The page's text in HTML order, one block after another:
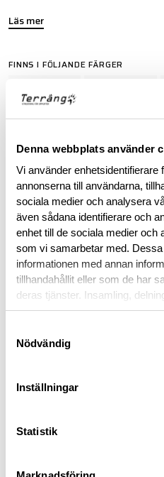
Denna webbplats använder
Vi använder enhetsidentifierare
annonserna till användarna,
sociala medier och analysera
även sådana identifierare och
enhet till de sociala medier och
som vi samarbetar med.
informationen med annan
tillhandahållit eller som de har
deras tjänster. Insamling,
personuppgifter kan användas
Nödvändig
Inställningar
Statistik
Läs mer
FINNS I FÖLJANDE FÄRGER
BESKRIVNING
SPECIFIKATIONER
RECENSIONER
VAPENVÄSKOR